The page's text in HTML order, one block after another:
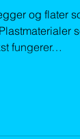
og flater
fungerer…